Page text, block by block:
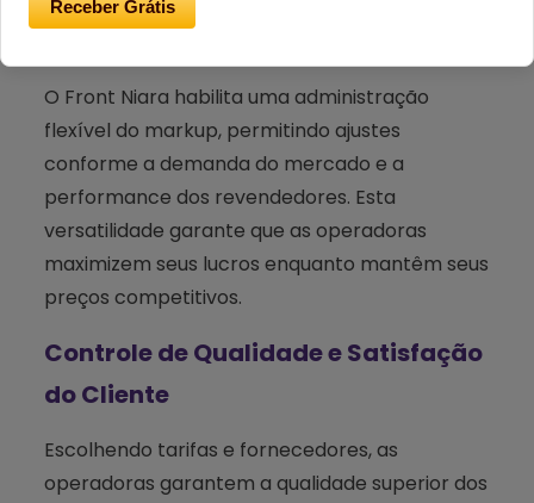
O Front Niara habilita uma administração
flexível do markup, permitindo ajustes
conforme a demanda do mercado e a
performance dos revendedores. Esta
versatilidade garante que as operadoras
maximizem seus lucros enquanto mantêm seus
preços competitivos.
Controle de Qualidade e Satisfação
do Cliente
Escolhendo tarifas e fornecedores, as
operadoras garantem a qualidade superior dos
Receber Grátis